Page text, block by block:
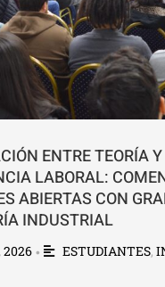
ENTRE TEORÍA Y
LABORAL:
ABIERTAS CON
INDUSTRIAL
2026 • ESTUDIANTES,